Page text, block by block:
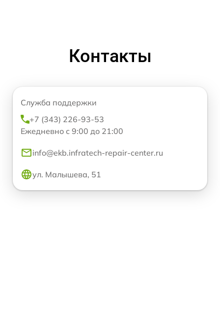
Контакты
Служба поддержки
+7 (343) 226-93-53
Ежедневно с 9:00 до 21:00
info@ekb.infratech-repair-center.ru
ул. Малышева, 51